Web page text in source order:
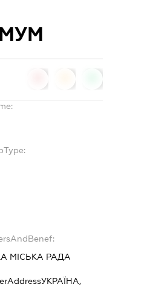
МІСЬКА РАДА
УКРАЇНА,